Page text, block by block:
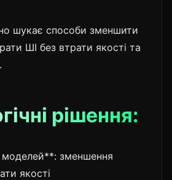
шукає способи зменшити
ШІ без втрати якості та
рішення:
моделей**: зменшення
якості